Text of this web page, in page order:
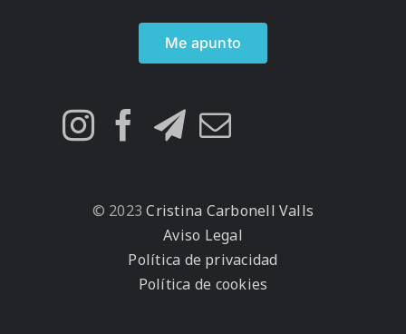
Me apunto
© 2023 Cristina Carbonell Valls
Aviso Legal
Política de privacidad
Política de cookies